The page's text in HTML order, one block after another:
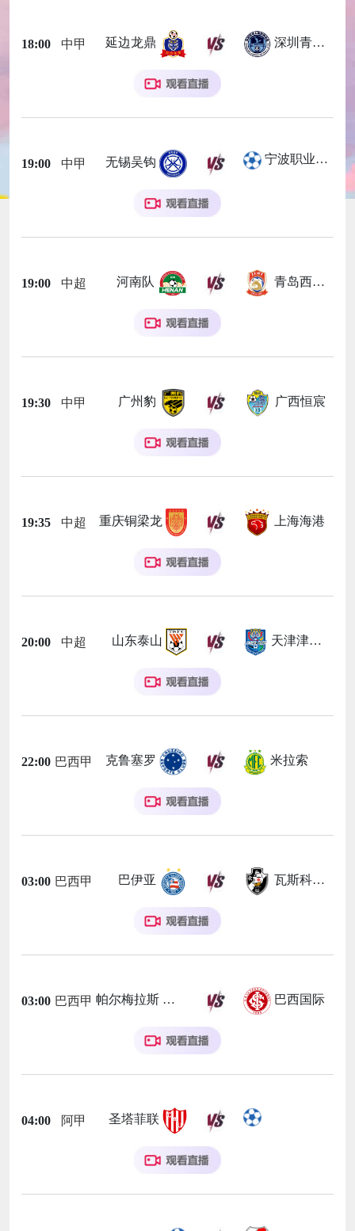
18:00 中甲 延边龙鼎 深圳青年人
19:00 中甲 无锡吴钩 宁波职业足球俱乐部
19:00 中超 河南队 青岛西海岸
19:30 中甲 广州豹 广西恒宸
19:35 中超 重庆铜梁龙 上海海港
20:00 中超 山东泰山 天津津门虎
22:00 巴西甲 克鲁塞罗 米拉索
03:00 巴西甲 巴伊亚 瓦斯科达伽马
03:00 巴西甲 帕尔梅拉斯 巴西国际
04:00 阿甲 圣塔菲联